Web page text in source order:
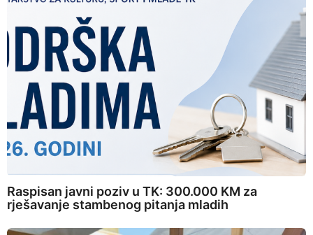
Raspisan javni poziv u TK: 300.000 KM za
rješavanje stambenog pitanja mladih